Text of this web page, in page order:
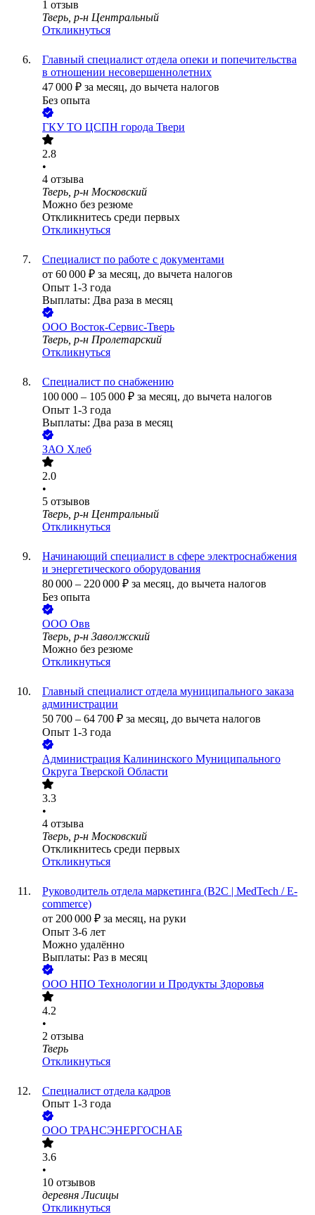
1 отзыв
Тверь, р-н Центральный
Откликнуться
Главный специалист отдела опеки и попечительства
в отношении несовершеннолетних
47 000 ₽ за месяц, до вычета налогов
Без опыта
ГКУ ТО ЦСПН города Твери
2.8
•
4 отзыва
Тверь, р-н Московский
Можно без резюме
Откликнитесь среди первых
Откликнуться
Специалист по работе с документами
от 60 000 ₽ за месяц, до вычета налогов
Опыт 1-3 года
Выплаты: Два раза в месяц
ООО Восток-Сервис-Тверь
Тверь, р-н Пролетарский
Откликнуться
Специалист по снабжению
100 000 – 105 000 ₽ за месяц, до вычета налогов
Опыт 1-3 года
Выплаты: Два раза в месяц
ЗАО Хлеб
2.0
•
5 отзывов
Тверь, р-н Центральный
Откликнуться
Начинающий специалист в сфере электроснабжения
и энергетического оборудования
80 000 – 220 000 ₽ за месяц, до вычета налогов
Без опыта
ООО Овв
Тверь, р-н Заволжский
Можно без резюме
Откликнуться
Главный специалист отдела муниципального заказа
администрации
50 700 – 64 700 ₽ за месяц, до вычета налогов
Опыт 1-3 года
Администрация Калининского Муниципального
Округа Тверской Области
3.3
•
4 отзыва
Тверь, р-н Московский
Откликнитесь среди первых
Откликнуться
Руководитель отдела маркетинга (B2C | MedTech / E-
commerce)
от 200 000 ₽ за месяц, на руки
Опыт 3-6 лет
Можно удалённо
Выплаты: Раз в месяц
ООО НПО Технологии и Продукты Здоровья
4.2
•
2 отзыва
Тверь
Откликнуться
Cпециалист отдела кадров
Опыт 1-3 года
ООО ТРАНСЭНЕРГОСНАБ
3.6
•
10 отзывов
деревня Лисицы
Откликнуться